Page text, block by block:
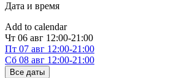
Дата и время
Add to calendar
Чт 06 авг 12:00-21:00
Пт 07 авг 12:00-21:00
Сб 08 авг 12:00-21:00
Все даты